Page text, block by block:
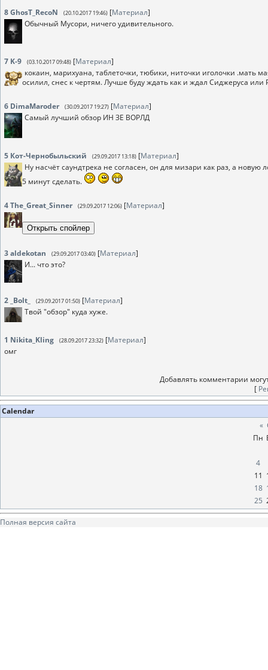
8GhosT_RecoN (20.10.2017 19:46) [Материал]
Обычный Мусори, ничего удивительного.
7 K-9 (03.10.2017 09:48) [Материал]
кокаин, марихуана, таблеточки, тюбики, ниточки иголочки .мать
осилил, снес к чертям. Лучше буду ждать как и ждал Сиджеруса или
6 DimaMaroder (30.09.2017 19:27) [Материал]
Самый лучший обзор ИН ЗЕ ВОРЛД
5 Кот-Чернобыльский (29.09.2017 13:18) [Материал]
Ну насчёт саундтрека не согласен, он для мизари как раз, а
5 минут сделать.
4The_Great_Sinner (29.09.2017 12:06) [Материал]
3aldekotan (29.09.2017 03:40) [Материал]
И... что это?
2 _Bolt_ (29.09.2017 01:50) [Материал]
Твой "обзор" куда хуже.
1 Nikita_Kling (28.09.2017 23:32) [Материал]
омг
Добавлять комментарии
[
Calendar
«
Пн
4
11
18
25
Полная версия сайта